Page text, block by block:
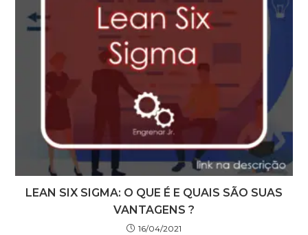
LEAN SIX SIGMA: O QUE É E QUAIS SÃO SUAS
VANTAGENS ?
16/04/2021